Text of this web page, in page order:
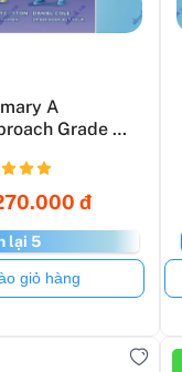
A
Grade 2
đ
lại 5
hàng
giỏ hàng